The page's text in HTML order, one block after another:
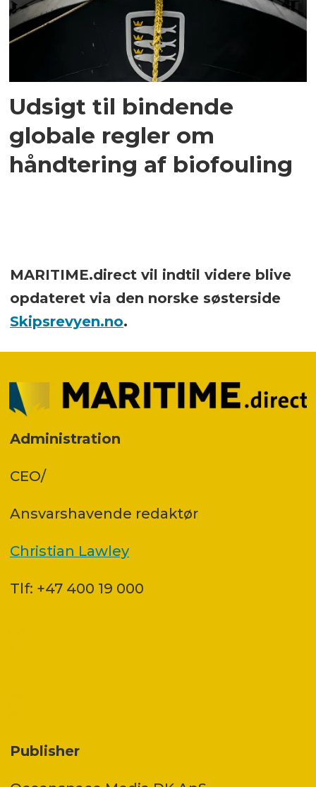
Udsigt til bindende
globale regler om
håndtering af biofouling
MARITIME.direct vil indtil videre blive
opdateret via den norske søsterside
Skipsrevyen.no.
Administration
CEO/
Ansvars­havende redaktør
Christian Lawley
Tlf: +47 400 19 000
Publisher